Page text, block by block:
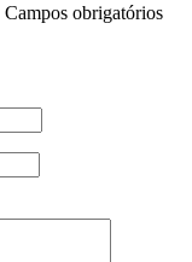
Campos obrigatórios